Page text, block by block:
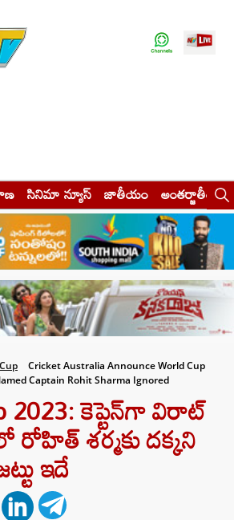
సినిమా న్యూస్ జాతీయం అంతర్జాతీయం
Cricket Australia Announce World Cup
Captain Rohit Sharma Ignored
2023: కెప్టెన్‌గా విరాట్
రోహిత్ శర్మకు దక్కని
ఇదే